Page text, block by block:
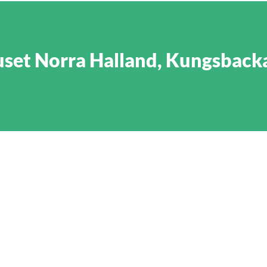
Norra Halland,